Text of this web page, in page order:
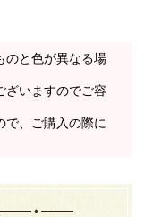
のと色が異なる場
ざいますのでご容
で、ご購入の際に